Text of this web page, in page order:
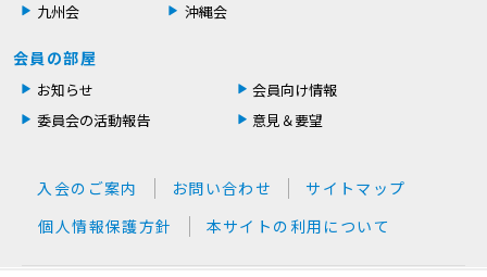
九州会
沖縄会
会員の部屋
お知らせ
会員向け情報
委員会の活動報告
意見＆要望
入会のご案内 お問い合わせ
サイトマップ
個人情報保護方針
本サイトの利用について